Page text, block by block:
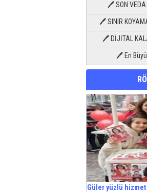
🖊 SON
🖊 SINIR
🖊 DİJİTAL
🖊 En
Güler yüzlü